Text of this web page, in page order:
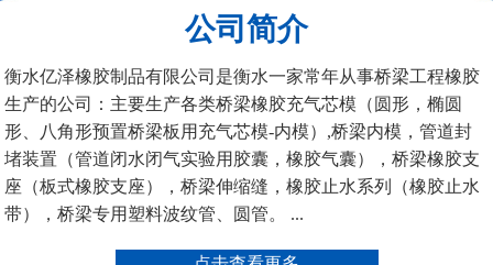
污水管道封堵气囊 管道堵水气囊
管道封堵气囊的注意事
项
管道封堵气囊
公司简介
衡水亿泽橡胶制品有限公司是衡水一家常年从事桥梁工程橡胶
生产的公司：主要生产各类桥梁橡胶充气芯模（圆形，椭圆
形、八角形预置桥梁板用充气芯模-内模）,桥梁内模，管道封
堵装置（管道闭水闭气实验用胶囊，橡胶气囊），桥梁橡胶支
座（板式橡胶支座），桥梁伸缩缝，橡胶止水系列（橡胶止水
带），桥梁专用塑料波纹管、圆管。 ...